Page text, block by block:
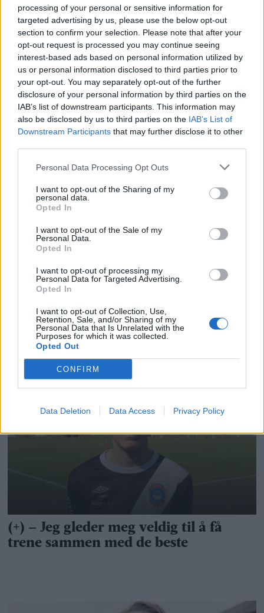
processing of your personal or sensitive information for
targeted advertising by us, please use the below opt-out
section to confirm your selection. Please note that after your
opt-out request is processed you may continue seeing
interest-based ads based on personal information utilized by
us or personal information disclosed to third parties prior to
your opt-out. You may separately opt-out of the further
disclosure of your personal information by third parties on the
IAB’s list of downstream participants. This information may
also be disclosed by us to third parties on the IAB’s List of
Downstream Participants that may further disclose it to other
Personal Data Processing Opt Outs
I want to opt-out of the Sharing of my
personal data.
Opted In
I want to opt-out of the Sale of my
Personal Data.
Opted In
I want to opt-out of processing my
Personal Data for Targeted Advertising.
Opted In
I want to opt-out of Collection, Use,
Retention, Sale, and/or Sharing of my
Personal Data that Is Unrelated with the
Purposes for which it was collected.
Opted Out
CONFIRM
Data Deletion Data Access Privacy Policy